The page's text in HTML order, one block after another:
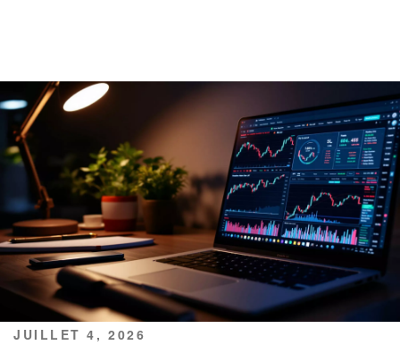
PUBLIÉ
JUILLET 4, 2026